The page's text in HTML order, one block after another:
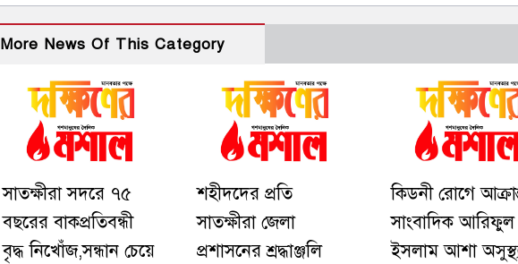
More News Of This Category
সাতক্ষীরা সদরে ৭৫
বছরের বাকপ্রতিবন্ধী
বৃদ্ধ নিখোঁজ,সন্ধান চেয়ে
শহীদদের প্রতি
সাতক্ষীরা জেলা
প্রশাসনের শ্রদ্ধাঞ্জলি
কিডনী রোগে
সাংবাদিক আরিফুল
ইসলাম আশা